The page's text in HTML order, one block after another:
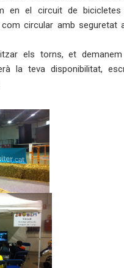
en el circuit de
circular amb seguretat
els torns, et
la teva disponibilitat,